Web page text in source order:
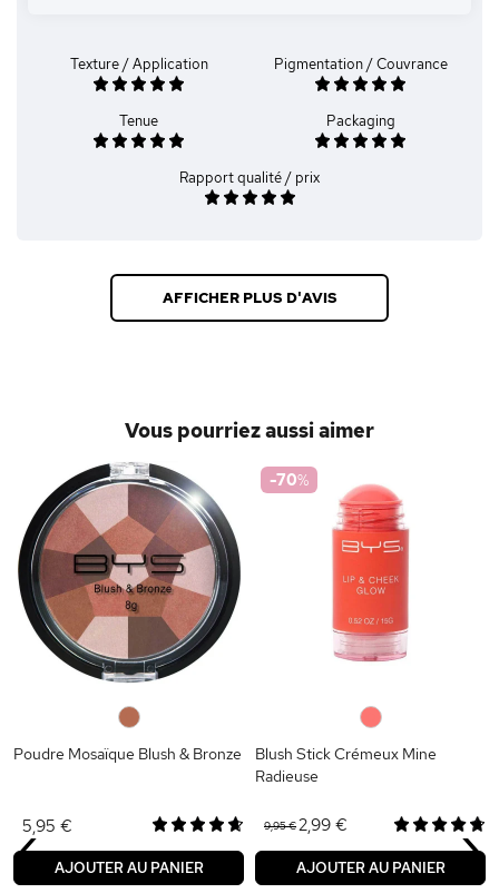
Texture / Application Pigmentation / Couvrance
Tenue Packaging
Rapport qualité / prix
AFFICHER PLUS D'AVIS
Vous pourriez aussi aimer
Poudre Mosaïque Blush & Bronze
5,95 €
AJOUTER AU PANIER
-70%
Blush Stick Crémeux Mine
Radieuse
9,95 €2,99 €
AJOUTER AU PANIER
‹ ›